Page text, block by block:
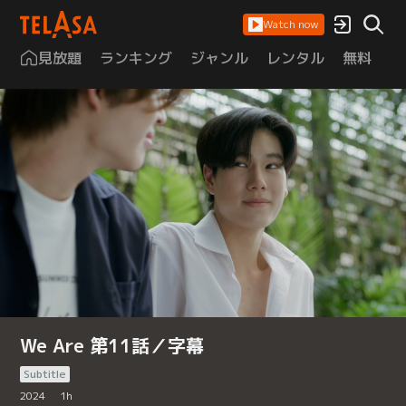
Watch now
見放題 ランキング ジャンル レンタル 無料
We Are 第11話／字幕
Subtitle
2024
1h